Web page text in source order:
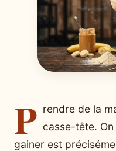
P rendre de la
casse-tête.
gainer est